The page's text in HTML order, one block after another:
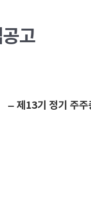
고
– 제13기 정기 주